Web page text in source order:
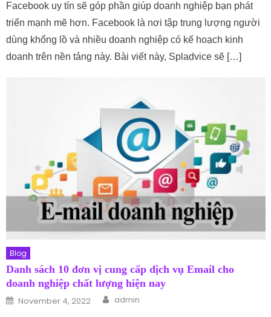
Facebook uy tín sẽ góp phần giúp doanh nghiệp bạn phát
triển mạnh mẽ hơn. Facebook là nơi tập trung lượng người
dùng khổng lồ và nhiều doanh nghiệp có kế hoạch kinh
doanh trên nền tảng này. Bài viết này, Spladvice sẽ […]
Blog
Danh sách 10 đơn vị cung cấp dịch vụ Email cho
doanh nghiệp chất lượng hiện nay
Posted on
November 4, 2022 Author
admin